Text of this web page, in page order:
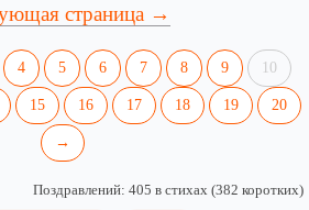
страница →
4 5 6 7 8 9 10
15 16 17 18 19 20
→
Поздравлений: 405 в стихах (382 коротких)